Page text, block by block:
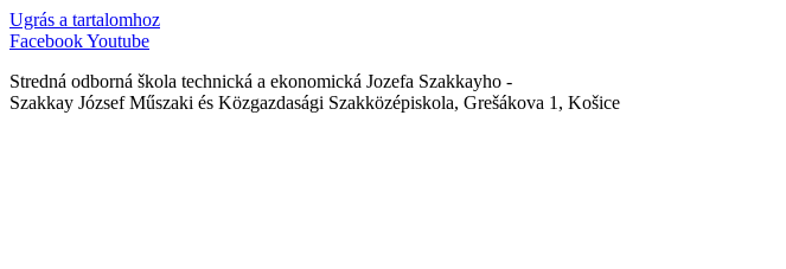
Ugrás a tartalomhoz
FacebookYoutube
Stredná odborná škola technická a ekonomická Jozefa Szakkayho -
Szakkay József Műszaki és Közgazdasági Szakközépiskola, Grešákova 1, Košice